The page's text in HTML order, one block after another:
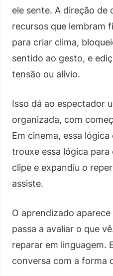
ele sente. A direção de
recursos que lembram
para criar clima,
sentido ao gesto, e
tensão ou alívio.
Isso dá ao espectador
organizada, com
Em cinema, essa
trouxe essa lógica
clipe e expandiu o
assiste.
O aprendizado
passa a avaliar o que
reparar em linguagem.
conversa com a forma